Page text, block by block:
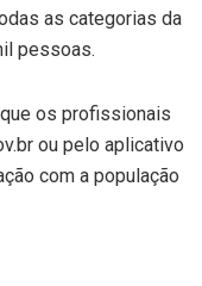
as categorias da
pessoas.
os profissionais
ou pelo aplicativo
com a população